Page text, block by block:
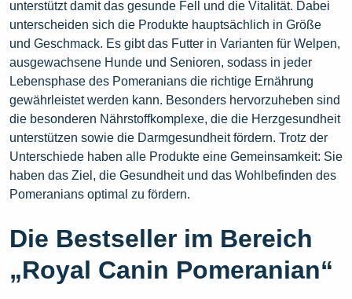
unterstützt damit das gesunde Fell und die Vitalität. Dabei
unterscheiden sich die Produkte hauptsächlich in Größe
und Geschmack. Es gibt das Futter in Varianten für Welpen,
ausgewachsene Hunde und Senioren, sodass in jeder
Lebensphase des Pomeranians die richtige Ernährung
gewährleistet werden kann. Besonders hervorzuheben sind
die besonderen Nährstoffkomplexe, die die Herzgesundheit
unterstützen sowie die Darmgesundheit fördern. Trotz der
Unterschiede haben alle Produkte eine Gemeinsamkeit: Sie
haben das Ziel, die Gesundheit und das Wohlbefinden des
Pomeranians optimal zu fördern.
Die Bestseller im Bereich
„Royal Canin Pomeranian“